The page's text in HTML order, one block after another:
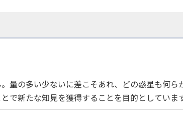
量の多い少ないに差こそあれ、どの惑星も何ら
新たな知見を獲得することを目的としています